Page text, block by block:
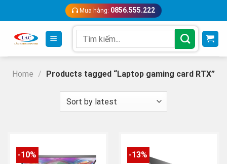
content
Mua hàng: 0856.555.222
for:
Home / Products tagged “Laptop gaming card RTX”
-10% -13%